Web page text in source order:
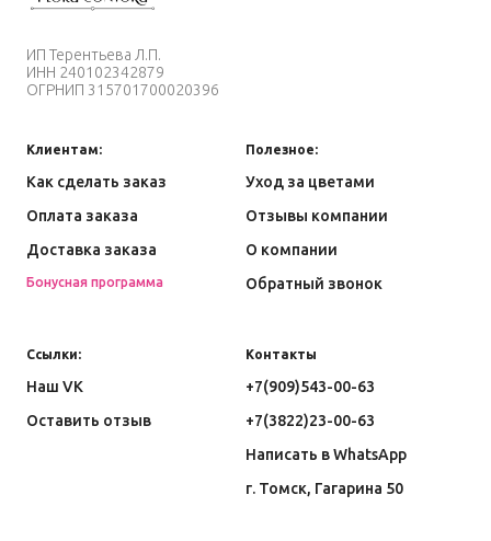
ИП Терентьева Л.П.
ИНН 240102342879
ОГРНИП 315701700020396
Клиентам:
Как сделать заказ
Оплата заказа
Доставка заказа
Бонусная программа
Полезное:
Уход за цветами
Отзывы компании
О компании
Обратный звонок
Ссылки:
Наш VK
Оставить отзыв
Контакты
+7(909)543-00-63
+7(3822)23-00-63
Написать в WhatsApp
г. Томск, Гагарина 50